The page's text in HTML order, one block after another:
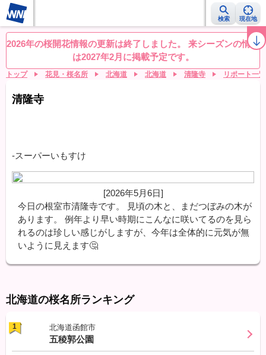
検索 現在地
桜レーダー 名所ランキング 桜開花予想NEWS お花見動画 目的別
2026年の桜開花情報の更新は終了しました。 来シーズンの情報
は2027年2月に掲載予定です。
トップ 花見・桜名所 北海道 北海道 清隆寺 リポート一覧
清隆寺
-スーパーいもすけ
[2026年5月6日]
今日の根室市清隆寺です。 見頃の木と、まだつぼみの木が
あります。 例年より早い時期にこんなに咲いてるのを見ら
れるのは珍しい感じがしますが、今年は全体的に元気が無
いように見えます🤔
北海道の桜名所ランキング
1 北海道函館市
五稜郭公園